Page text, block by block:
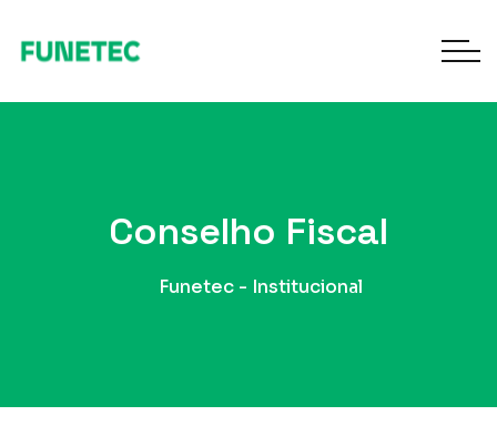
Conselho Fiscal
Funetec - Institucional